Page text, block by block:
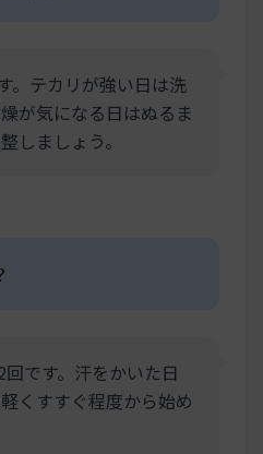
。テカリが強い日は洗
が気になる日はぬるま
しましょう。
です。汗をかいた日
くすすぐ程度から始め